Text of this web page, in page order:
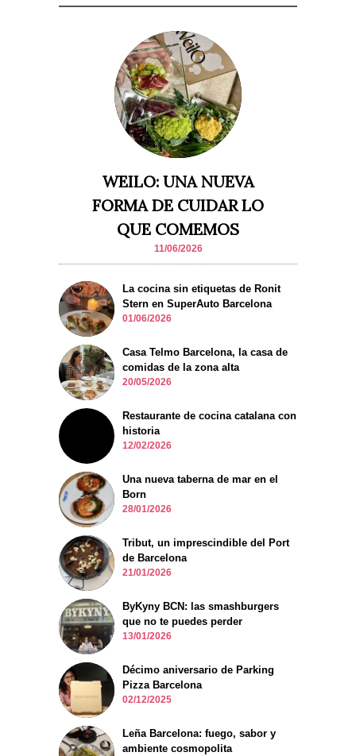
WEILO: UNA NUEVA
FORMA DE CUIDAR LO
QUE COMEMOS
11/06/2026
La cocina sin etiquetas de Ronit
Stern en SuperAuto Barcelona
01/06/2026
Casa Telmo Barcelona, la casa de
comidas de la zona alta
20/05/2026
Restaurante de cocina catalana con
historia
12/02/2026
Una nueva taberna de mar en el
Born
28/01/2026
Tribut, un imprescindible del Port
de Barcelona
21/01/2026
ByKyny BCN: las smashburgers
que no te puedes perder
13/01/2026
Décimo aniversario de Parking
Pizza Barcelona
02/12/2025
Leña Barcelona: fuego, sabor y
ambiente cosmopolita
algunas